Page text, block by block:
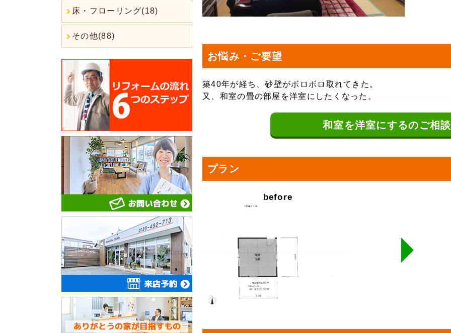
お悩み・ご要望
築40年が経ち、砂壁がボロボロ取れてきた。
又、和室の畳の部屋を洋室にしたくなった。
和室を洋室にするのご相
プラン
before
床・フローリング(18)
その他(88)